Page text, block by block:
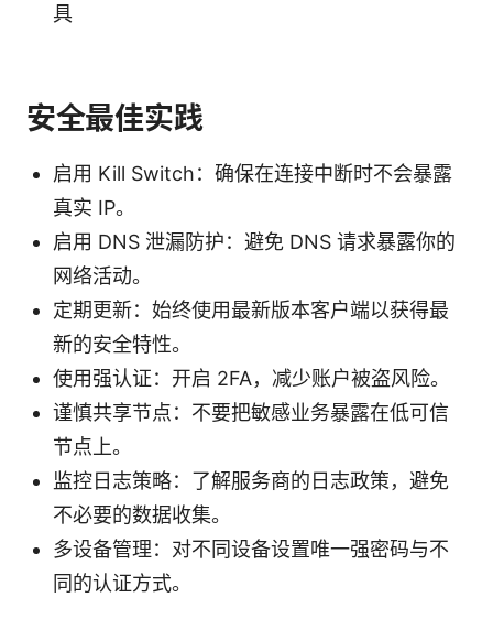
具
安全最佳实践
启用 Kill Switch：确保在连接中断时不会暴露
真实 IP。
启用 DNS 泄漏防护：避免 DNS 请求暴露你的
网络活动。
定期更新：始终使用最新版本客户端以获得最
新的安全特性。
使用强认证：开启 2FA，减少账户被盗风险。
谨慎共享节点：不要把敏感业务暴露在低可信
节点上。
监控日志策略：了解服务商的日志政策，避免
不必要的数据收集。
多设备管理：对不同设备设置唯一强密码与不
同的认证方式。